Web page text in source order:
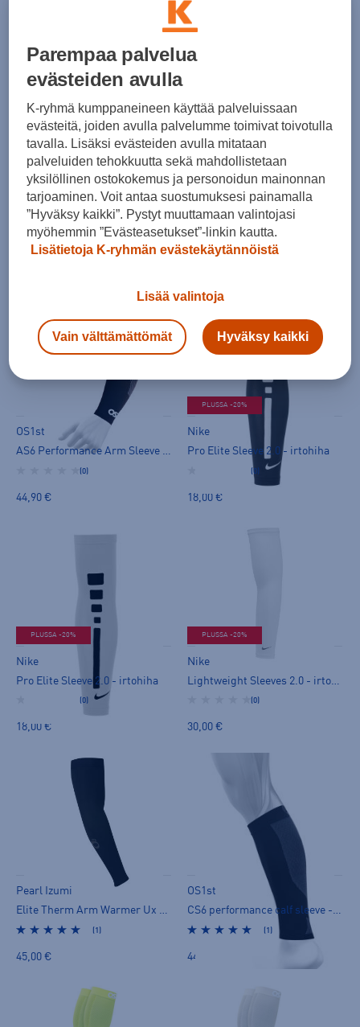
39,99 €
Norm. hinta:
Craft
Arm Warmer UX - irtohiha
OS1st
OS1st
AS6 Performance Arm Sleeve - irtohiha
(0)
44,90 €
PLUSSA -20%
Nike
Pro Elite Sleeve 2.0 - irtohiha
(0)
18,00 €
PLUSSA -20%
Nike
Pro Elite Sleeve 2.0 - irtohiha
(0)
18,00 €
PLUSSA -20%
Nike
(0)
30,00 €
Pearl Izumi
Elite Therm Arm Warmer Ux - irtohiha
(1)
45,00 €
OS1st
CS6 performance calf sleeve - säärystimet
(1)
44,90 €
Parempaa palvelua
evästeiden avulla
K-ryhmä kumppaneineen käyttää palveluissaan
evästeitä, joiden avulla palvelumme toimivat toivotulla
tavalla. Lisäksi evästeiden avulla mitataan
palveluiden tehokkuutta sekä mahdollistetaan
yksilöllinen ostokokemus ja personoidun mainonnan
tarjoaminen. Voit antaa suostumuksesi painamalla
”Hyväksy kaikki”. Pystyt muuttamaan valintojasi
myöhemmin ”Evästeasetukset”-linkin kautta.
Lisätietoja K-ryhmän evästekäytännöistä
Lisää valintoja
Vain välttämättömät Hyväksy kaikki